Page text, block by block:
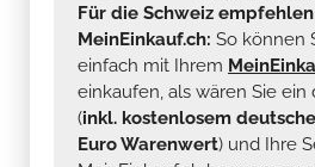
Für die Schweiz
MeinEinkauf.ch: So können
einfach mit Ihrem
einkaufen, als wären Sie
(inkl. kostenlosem
Euro Warenwert) und Ihre